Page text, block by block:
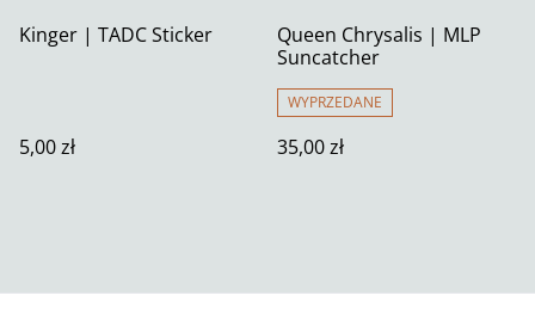
Kinger | TADC Sticker
5,00 zł
Queen Chrysalis | MLP
Suncatcher
WYPRZEDANE
35,00 zł